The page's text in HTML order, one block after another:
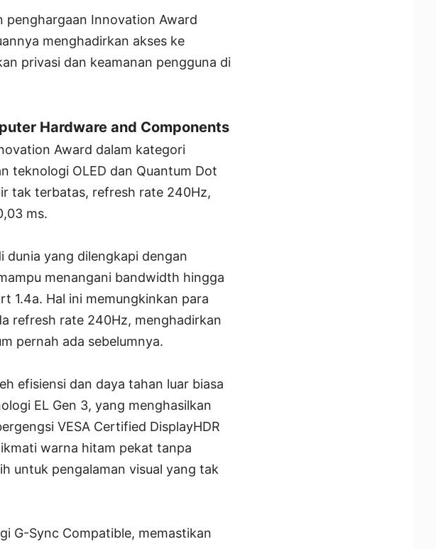
penghargaan Innovation Award
menghadirkan akses ke
privasi dan keamanan pengguna di
Hardware and Components
Award dalam kategori
teknologi OLED dan Quantum Dot
tak terbatas, refresh rate 240Hz,
ms.
dunia yang dilengkapi dengan
menangani bandwidth hingga
1.4a. Hal ini memungkinkan para
refresh rate 240Hz, menghadirkan
pernah ada sebelumnya.
efisiensi dan daya tahan luar biasa
EL Gen 3, yang menghasilkan
VESA Certified DisplayHDR
warna hitam pekat tanpa
untuk pengalaman visual yang tak
G-Sync Compatible, memastikan